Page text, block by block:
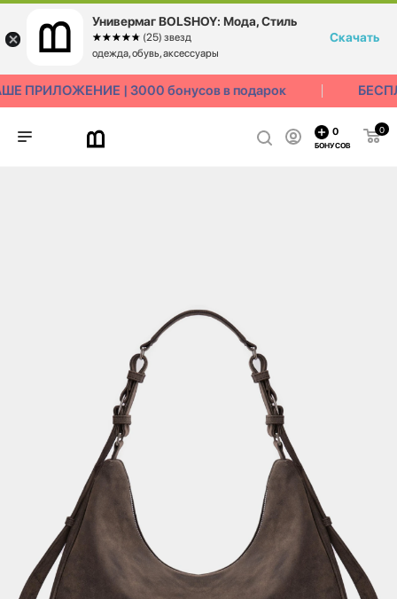
ПРИЛОЖЕНИЕ | 3000 бонусов в подарок
0
0
БОНУСОВ
Универмаг BOLSHOY: Мода, Стиль
☆☆☆☆☆
★★★★★ (25) звезд
одежда, обувь, аксессуары
Скачать